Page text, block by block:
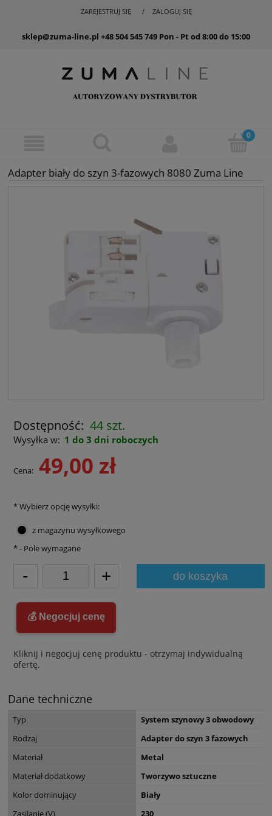
ZAREJESTRUJ SIĘ ZALOGUJ SIĘ
sklep@zuma-line.pl +48 504 545 749 Pon - Pt od 8:00 do 15:00
Adapter biały do szyn 3-fazowych 8080 Zuma Line
Dostępność: 44 szt.
Wysyłka w: 1 do 3 dni roboczych
Cena: 49,00 zł
*Wybierz opcję wysyłki:
z magazynu wysyłkowego
- + do koszyka
*- Pole wymagane
💰 Negocjuj cenę
Kliknij i negocjuj cenę produktu - otrzymaj indywidualną
ofertę.
Dane techniczne
Typ
System szynowy 3 obwodowy
Rodzaj
Adapter do szyn 3 fazowych
Materiał
Metal
Materiał dodatkowy
Tworzywo sztuczne
Kolor dominujący
Biały
Zasilanie (V)
230